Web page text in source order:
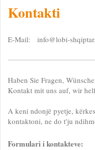
Kontakti
E-Mail: info@lobi-
Haben Sie Fragen,
Kontakt mit uns auf, wir
A keni ndonjë pyetje,
kontaktoni, ne do t'ju
Formulari i kontakteve: